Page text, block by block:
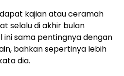
kajian atau ceramah
selalu di akhir bulan
ini sama pentingnya dengan
bahkan sepertinya lebih
dia.